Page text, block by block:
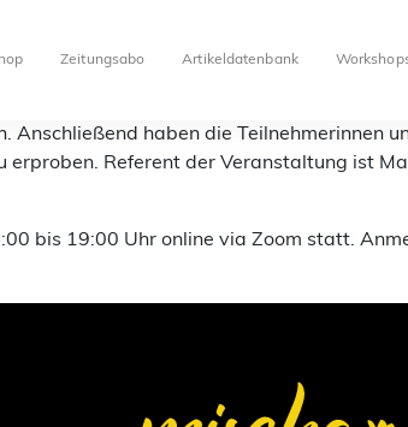
Zeitungsabo Artikeldatenbank
haben die Teilnehmerinnen
Referent der Veranstaltung ist
bis 19:00 Uhr online via Zoom statt.